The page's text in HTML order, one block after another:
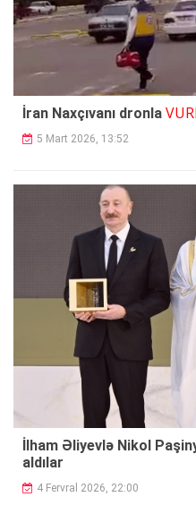
İran Naxçıvanı dronla
5 Mart 2026, 13:52
İlham Əliyevlə Nikol
aldılar
4 Fervral 2026, 22:00